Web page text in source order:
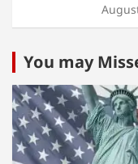
You may